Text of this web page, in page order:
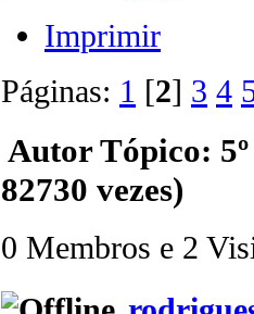
Imprimir
Páginas: 1 [2] 3 4
AutorTópico:
82730 vezes)
0 Membros e 2